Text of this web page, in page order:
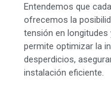
Entendemos que
ofrecemos la
tensión en
permite optimizar la
desperdicios,
instalación eficiente.